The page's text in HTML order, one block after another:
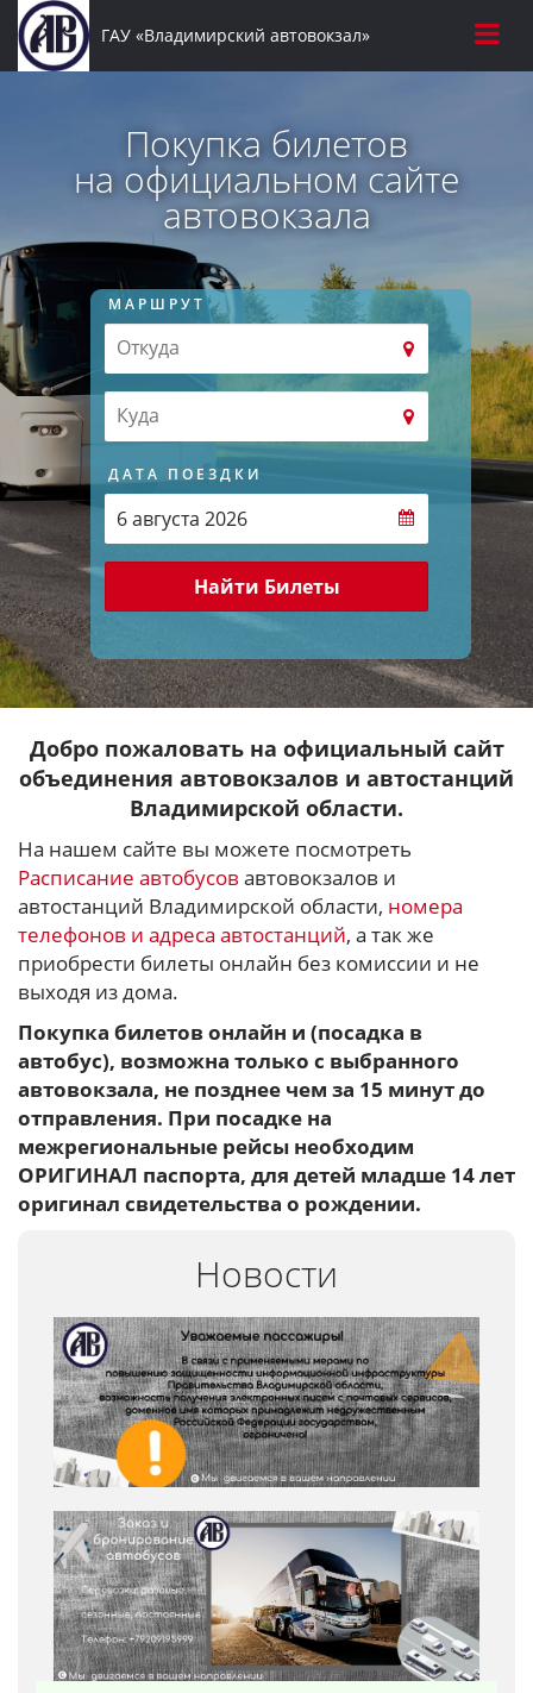
ГАУ «Владимирский автовокзал»
Покупка билетов
на официальном сайте
автовокзала
МАРШРУТ
ДАТА ПОЕЗДКИ
Найти Билеты
Добро пожаловать на официальный сайт
объединения автовокзалов и автостанций
Владимирской области.
На нашем сайте вы можете посмотреть
Расписание автобусов автовокзалов и
автостанций Владимирской области, номера
телефонов и адреса автостанций, а так же
приобрести билеты онлайн без комиссии и не
выходя из дома.
Покупка билетов онлайн и (посадка в
автобус), возможна только с выбранного
автовокзала, не позднее чем за 15 минут до
отправления. При посадке на
межрегиональные рейсы необходим
ОРИГИНАЛ паспорта, для детей младше 14 лет
оригинал свидетельства о рождении.
Новости